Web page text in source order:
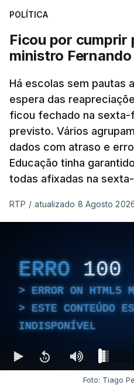
POLÍTICA
Ficou por cumprir
ministro
Há escolas sem pautas
espera das
ficou fechado na
previsto. Vários
dados com atraso e
Educação tinha
todas afixadas na
RTP / atualizado 8 Agosto
ERRO 100
ERROR ON HTML5
ESTE CONTEÚDO
INDISPONÍVEL
Foto: Tiago